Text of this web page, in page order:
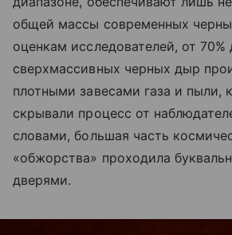
общей массы современных
оценкам исследователей, от 70%
сверхмассивных черных дыр
плотными завесами газа и пыли,
скрывали процесс от
словами, большая часть
«обжорства» проходила
дверями.